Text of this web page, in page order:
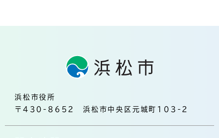
浜松市役所
〒430-8652 浜松市中央区元城町103-2